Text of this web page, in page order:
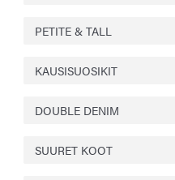
PETITE & TALL
KAUSISUOSIKIT
DOUBLE DENIM
SUURET KOOT